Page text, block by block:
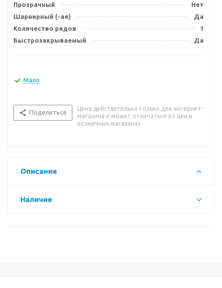
Прозрачный
Нет
Шарнирный (-ая)
Да
Количество рядов
1
Быстрозакрываемый
Да
Мало
Поделиться
Цена действительна только для интернет-
магазина и может отличаться от цен в
розничных магазинах
Описание
Наличие